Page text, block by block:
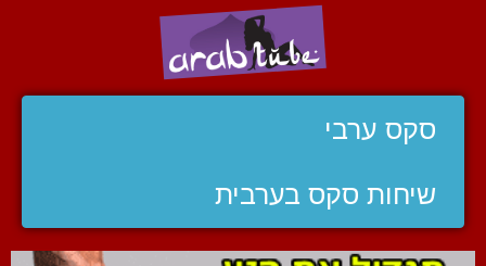
סקס ערבי
שיחות סקס בערבית